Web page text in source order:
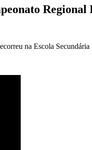
Regional
na Escola